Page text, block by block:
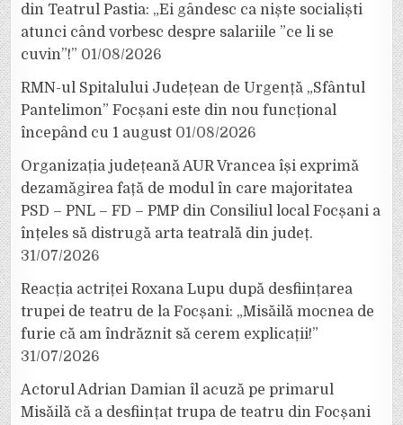
din Teatrul Pastia: „Ei gândesc ca niște socialiști
atunci când vorbesc despre salariile ”ce li se
cuvin”!” 01/08/2026
RMN-ul Spitalului Județean de Urgență „Sfântul
Pantelimon” Focșani este din nou funcțional
începând cu 1 august 01/08/2026
Organizația județeană AUR Vrancea își exprimă
dezamăgirea față de modul în care majoritatea
PSD – PNL – FD – PMP din Consiliul local Focșani a
înțeles să distrugă arta teatrală din județ.
31/07/2026
Reacția actriței Roxana Lupu după desființarea
trupei de teatru de la Focșani: „Misăilă mocnea de
furie că am îndrăznit să cerem explicații!”
31/07/2026
Actorul Adrian Damian îl acuză pe primarul
Misăilă că a desființat trupa de teatru din Focșani